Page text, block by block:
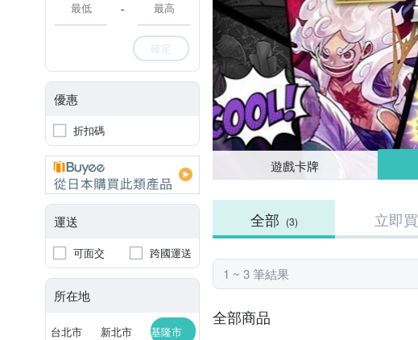
-
確定
優惠
折扣碼
運送
可面交 跨國運送
所在地
台北市 新北市 基隆市
遊戲卡牌
全部 (3) 立即買
1 ~ 3 筆結果
全部商品